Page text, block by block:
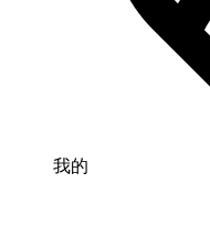
我的